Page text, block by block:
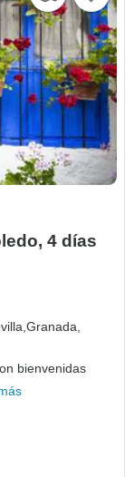
4 días
Granada,
bienvenidas